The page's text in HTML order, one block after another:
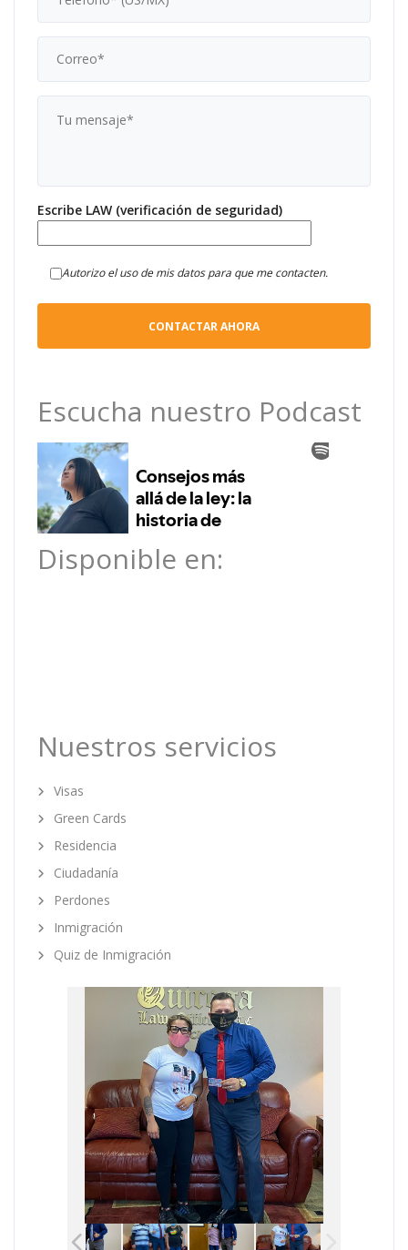
Escribe LAW (verificación de seguridad)
Autorizo el uso de mis datos para que me contacten.
Escucha nuestro Podcast
Disponible en:
Nuestros servicios
Visas
Green Cards
Residencia
Ciudadanía
Perdones
Inmigración
Quiz de Inmigración